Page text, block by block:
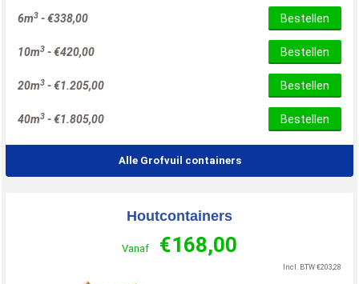
6m3 -€338,00 Bestellen
10m3 -€420,00 Bestellen
20m3 -€1.205,00 Bestellen
40m3 -€1.805,00 Bestellen
Alle Grofvuil containers
Houtcontainers
Vanaf €168,00
Incl. BTW €203,28